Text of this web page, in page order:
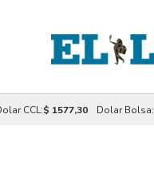
CCL:$ 1577,30 Dolar Bolsa: